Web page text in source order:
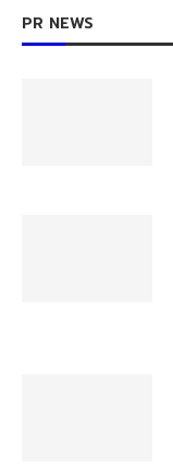
PR NEWS